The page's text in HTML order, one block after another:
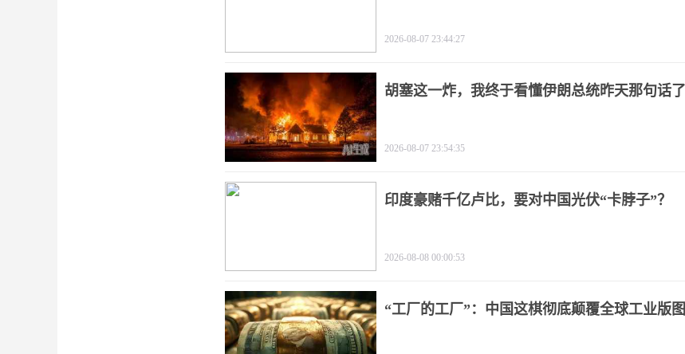
2026-08-07 23:44:27
胡塞这一炸，我终于看懂伊朗总统昨天那句话了
2026-08-07 23:54:35
印度豪赌千亿卢比，要对中国光伏“卡脖子”？
2026-08-08 00:00:53
“工厂的工厂”：中国这棋彻底颠覆全球工业版图